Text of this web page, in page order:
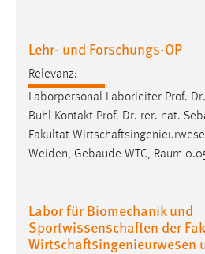
Lehr- und Forschungs-OP
Relevanz:
Laborpersonal Laborleiter Prof.
Buhl Kontakt Prof. Dr. rer. nat.
Fakultät
Weiden, Gebäude WTC, Raum
Labor für Biomechanik und
Sportwissenschaften der
Wirtschaftsingenieurwesen